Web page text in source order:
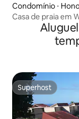
Condomínio ⋅
Casa de praia em
Superhost
Superhost